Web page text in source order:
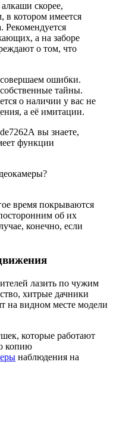
скорее,
в котором имеется
Рекомендуется
а на заборе
о том, что
ошибки.
тайны.
о наличии у вас не
а её имитации.
А вы знаете,
функции
время покрываются
об их
конечно, если
лазить по чужим
хитрые дачники
на видном месте модели
которые работают
копию
наблюдения на